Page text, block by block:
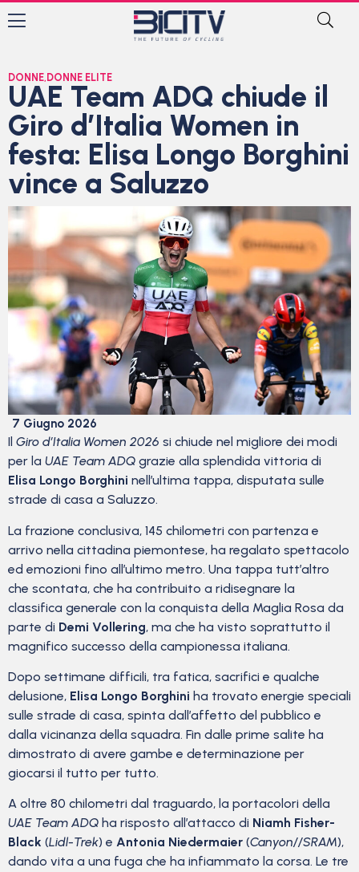
DONNE, DONNE ELITE
UAE Team ADQ chiude il
Giro d’Italia Women in
festa: Elisa Longo Borghini
vince a Saluzzo
7 Giugno 2026
Il Giro d’Italia Women 2026 si chiude nel migliore dei modi
per la UAE Team ADQ grazie alla splendida vittoria di
Elisa Longo Borghini nell’ultima tappa, disputata sulle
strade di casa a Saluzzo.
La frazione conclusiva, 145 chilometri con partenza e
arrivo nella cittadina piemontese, ha regalato spettacolo
ed emozioni fino all’ultimo metro. Una tappa tutt’altro
che scontata, che ha contribuito a ridisegnare la
classifica generale con la conquista della Maglia Rosa da
parte di Demi Vollering, ma che ha visto soprattutto il
magnifico successo della campionessa italiana.
Dopo settimane difficili, tra fatica, sacrifici e qualche
delusione, Elisa Longo Borghini ha trovato energie speciali
sulle strade di casa, spinta dall’affetto del pubblico e
dalla vicinanza della squadra. Fin dalle prime salite ha
dimostrato di avere gambe e determinazione per
giocarsi il tutto per tutto.
A oltre 80 chilometri dal traguardo, la portacolori della
UAE Team ADQ ha risposto all’attacco di Niamh Fisher-
Black (Lidl-Trek) e Antonia Niedermaier (Canyon//SRAM),
dando vita a una fuga che ha infiammato la corsa. Le tre